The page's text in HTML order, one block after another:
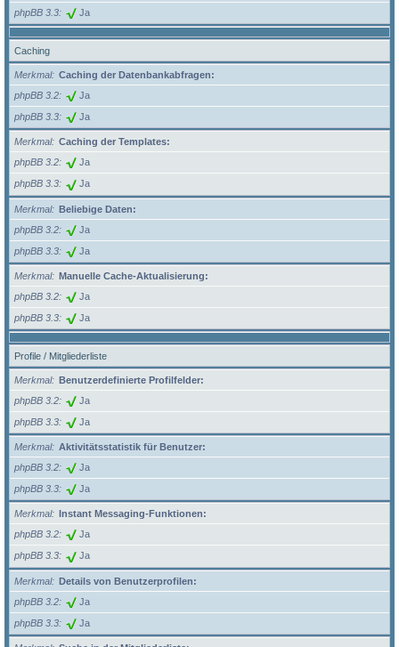
phpBB 3.3 Ja
Caching
Merkmal
Caching der Datenbankabfragen:
phpBB 3.2
Ja
phpBB 3.3 Ja
Merkmal
Caching der Templates:
phpBB 3.2
Ja
phpBB 3.3 Ja
Merkmal
Beliebige Daten:
phpBB 3.2
Ja
phpBB 3.3 Ja
Merkmal
Manuelle Cache-Aktualisierung:
phpBB 3.2
Ja
phpBB 3.3 Ja
Profile / Mitgliederliste
Merkmal
Benutzerdefinierte Profilfelder:
phpBB 3.2
Ja
phpBB 3.3 Ja
Merkmal
Aktivitätsstatistik für Benutzer:
phpBB 3.2
Ja
phpBB 3.3 Ja
Merkmal
Instant Messaging-Funktionen:
phpBB 3.2
Ja
phpBB 3.3 Ja
Merkmal
Details von Benutzerprofilen:
phpBB 3.2
Ja
phpBB 3.3 Ja